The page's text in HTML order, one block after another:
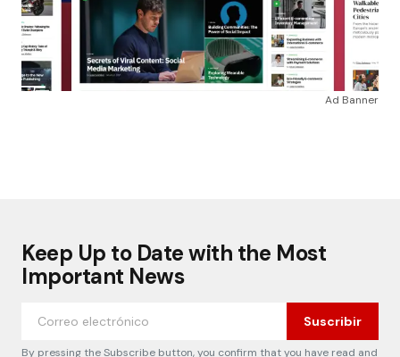
Ad Banner
Keep Up to Date with the Most
Important News
Suscribir
By pressing the Subscribe button, you confirm that you have read and